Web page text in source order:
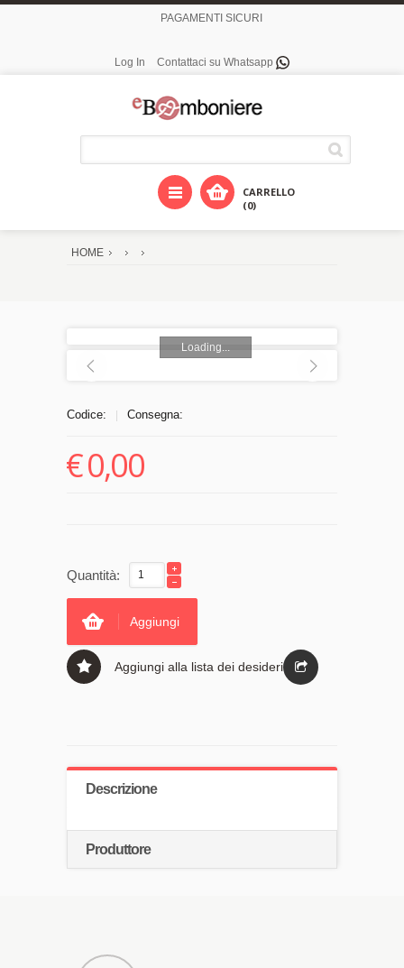
PAGAMENTI SICURI
Log In Contattaci su Whatsapp
CARRELLO
(0)
HOME
Loading...
Codice: Consegna:
€0,00
Quantità:
Aggiungi
Aggiungi alla lista dei desideri
Descrizione
Produttore